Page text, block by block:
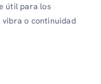
útil para los
o continuidad